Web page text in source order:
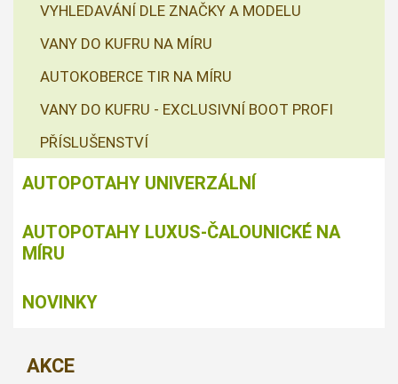
VYHLEDAVÁNÍ DLE ZNAČKY A MODELU
VANY DO KUFRU NA MÍRU
AUTOKOBERCE TIR NA MÍRU
VANY DO KUFRU - EXCLUSIVNÍ BOOT PROFI
PŘÍSLUŠENSTVÍ
AUTOPOTAHY UNIVERZÁLNÍ
AUTOPOTAHY LUXUS-ČALOUNICKÉ NA
MÍRU
NOVINKY
AKCE